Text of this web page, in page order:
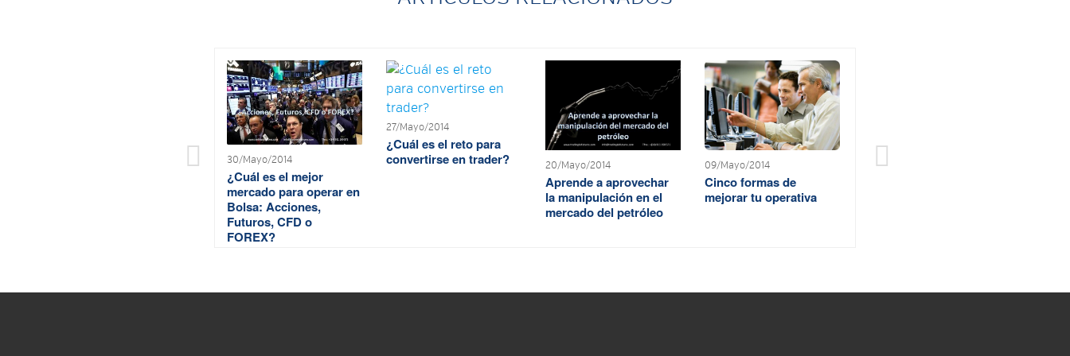
30/Mayo/2014
¿Cuál es el mejor
mercado para operar en
Bolsa: Acciones,
Futuros, CFD o
FOREX?
27/Mayo/2014
¿Cuál es el reto para
convertirse en trader?
20/Mayo/2014
Aprende a aprovechar
la manipulación en el
mercado del petróleo
09/Mayo/2014
Cinco formas de
mejorar tu operativa